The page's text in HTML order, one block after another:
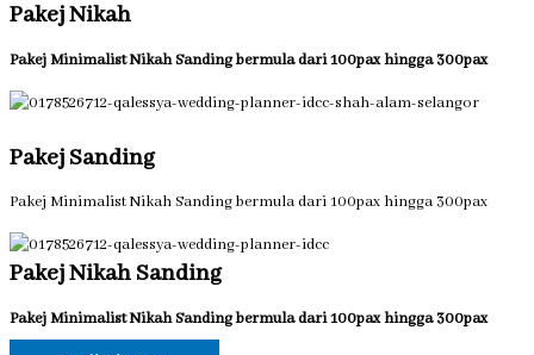
Pakej Nikah
Pakej Minimalist Nikah Sanding bermula dari 100pax hingga 300pax
Pakej Sanding
Pakej Minimalist Nikah Sanding bermula dari 100pax hingga 300pax
Pakej Nikah Sanding
Pakej Minimalist Nikah Sanding bermula dari 100pax hingga 300pax